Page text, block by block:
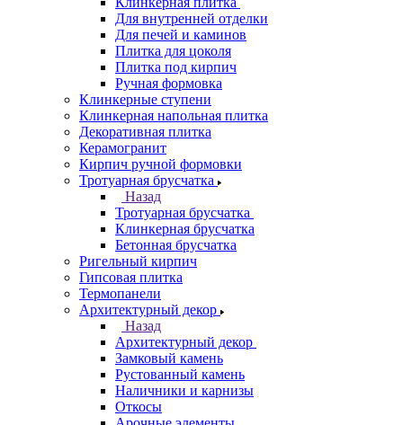
Для внутренней отделки
Для печей и каминов
Плитка для цоколя
Плитка под кирпич
Ручная формовка
Клинкерные ступени
Клинкерная напольная плитка
Декоративная плитка
Керамогранит
Кирпич ручной формовки
Тротуарная брусчатка
Назад
Тротуарная брусчатка
Клинкерная брусчатка
Бетонная брусчатка
Ригельный кирпич
Гипсовая плитка
Термопанели
Архитектурный декор
Назад
Архитектурный декор
Замковый камень
Рустованный камень
Наличники и карнизы
Откосы